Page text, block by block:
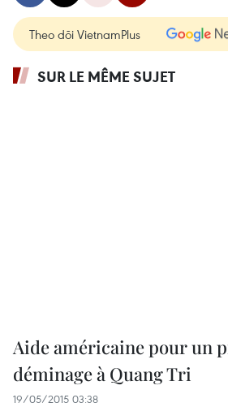
Theo dõi VietnamPlus
SUR LE MÊME SUJET
Aide américaine pour un
déminage à Quang Tri
19/05/2015 03:38